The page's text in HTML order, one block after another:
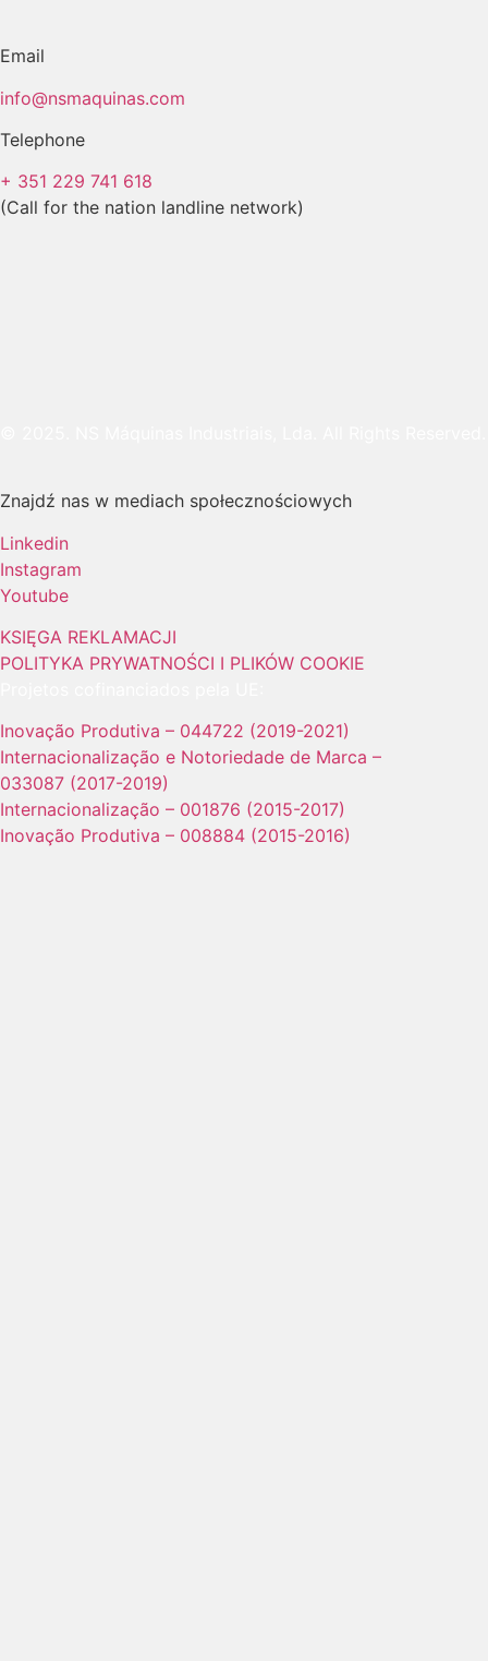
Email
info@nsmaquinas.com
Telephone
+ 351 229 741 618
(Call for the nation landline network)
Znajdź nas w mediach społecznościowych
Linkedin
Instagram
Youtube
KSIĘGA REKLAMACJI
POLITYKA PRYWATNOŚCI I PLIKÓW COOKIE
Inovação Produtiva – 044722 (2019-2021)
Internacionalização e Notoriedade de Marca –
033087 (2017-2019)
Internacionalização – 001876 (2015-2017)
Inovação Produtiva – 008884 (2015-2016)